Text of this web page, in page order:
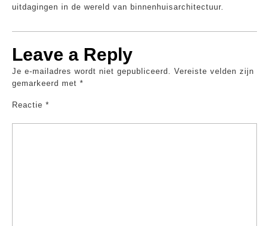
uitdagingen in de wereld van binnenhuisarchitectuur.
Leave a Reply
Je e-mailadres wordt niet gepubliceerd. Vereiste velden zijn
gemarkeerd met *
Reactie *